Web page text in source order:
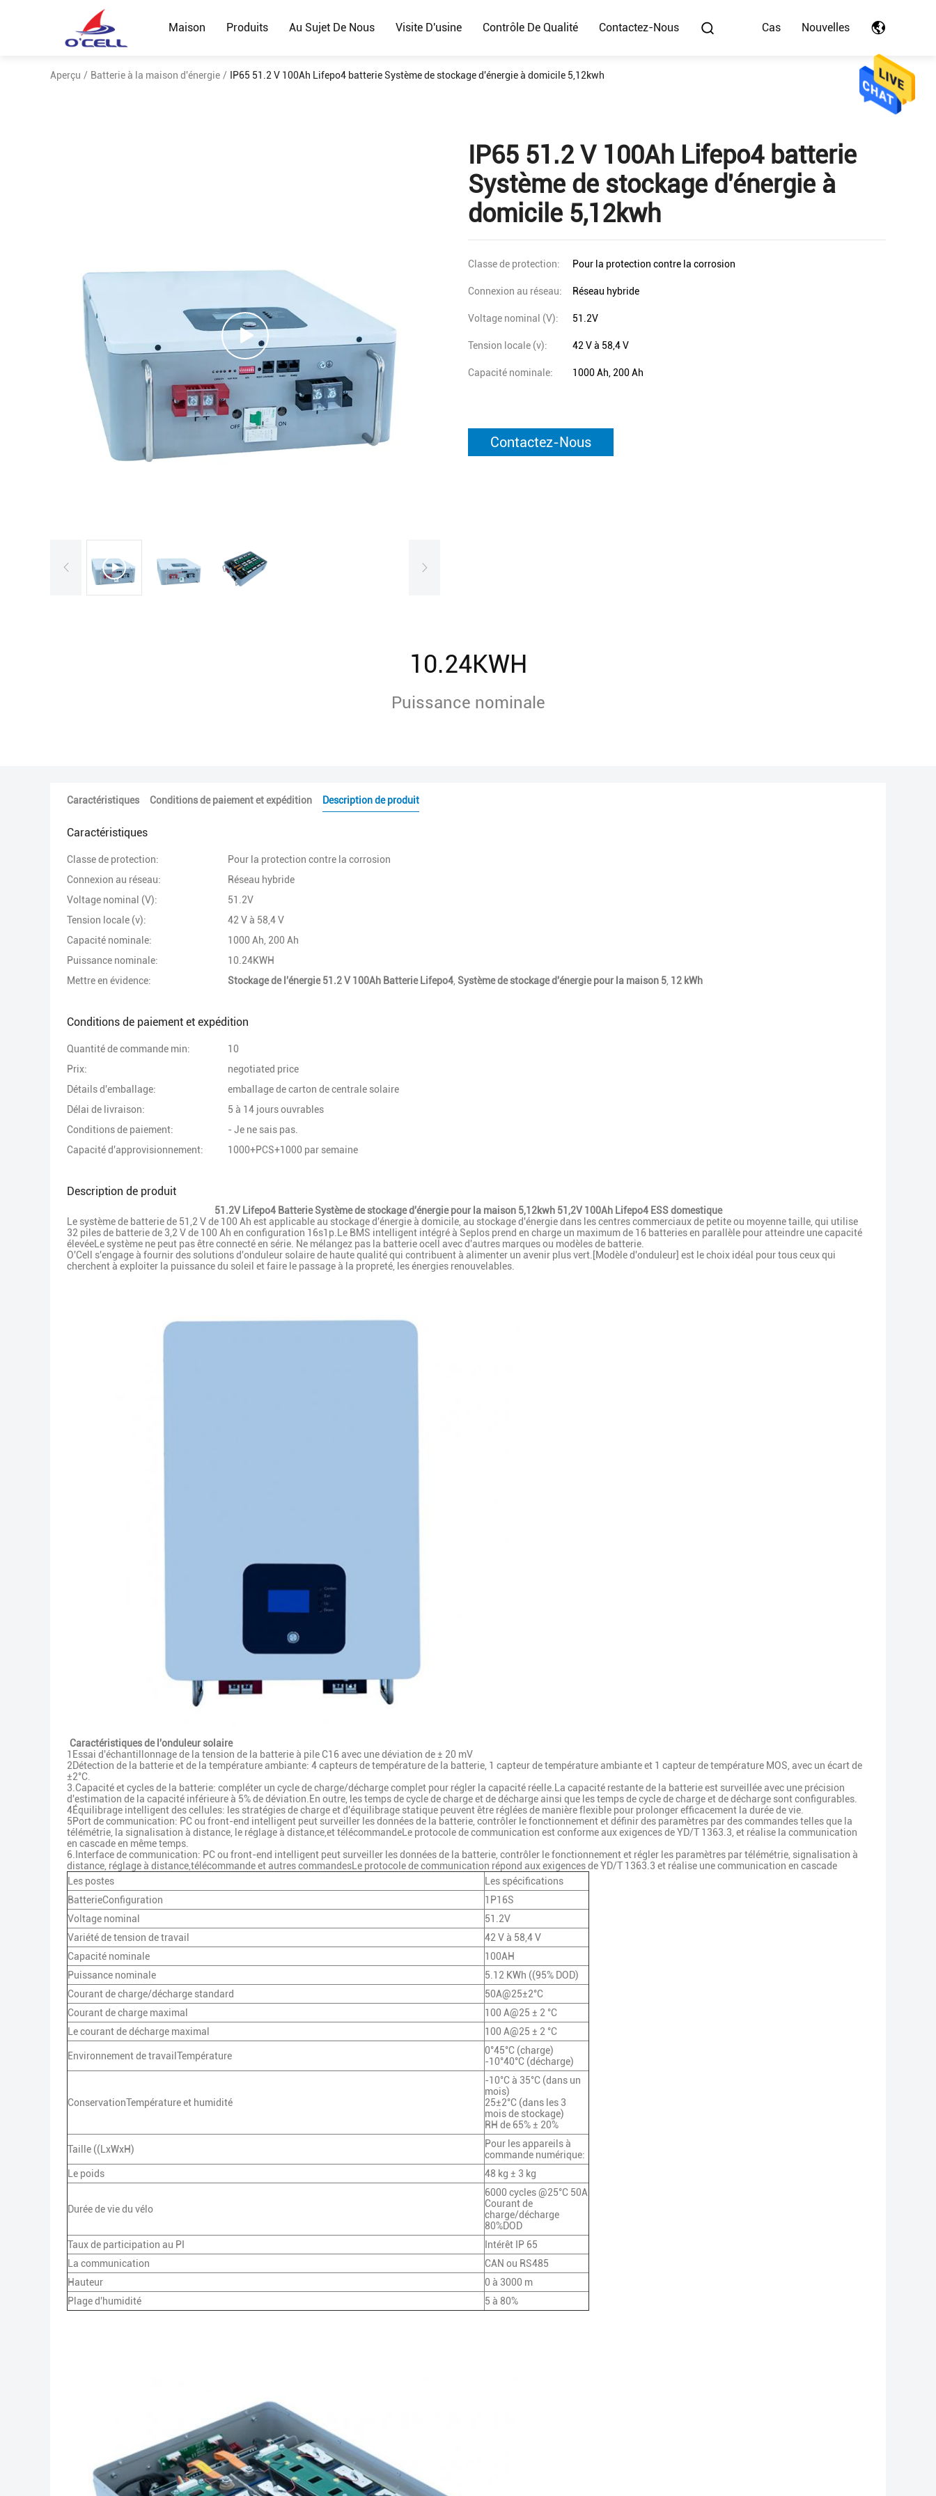
Maison Produits Au Sujet De Nous Visite D'usine Contrôle De Qualité Contactez-Nous Cas Nouvelles
Aperçu / Batterie à la maison d'énergie / IP65 51.2 V 100Ah Lifepo4 batterie Système de stockage d'énergie à domicile 5,12kwh
IP65 51.2 V 100Ah Lifepo4 batterie
Système de stockage d'énergie à
domicile 5,12kwh
Classe de protection: Pour la protection contre la corrosion
Connexion au réseau: Réseau hybride
Voltage nominal (V): 51.2V
Tension locale (v): 42 V à 58,4 V
Capacité nominale: 1000 Ah, 200 Ah
Contactez-Nous
10.24KWH
Puissance nominale
Caractéristiques Conditions de paiement et expédition Description de produit
Caractéristiques
Classe de protection:
Pour la protection contre la corrosion
Connexion au réseau:
Réseau hybride
Voltage nominal (V):
51.2V
Tension locale (v):
42 V à 58,4 V
Capacité nominale:
1000 Ah, 200 Ah
Puissance nominale:
10.24KWH
Mettre en évidence:
Stockage de l'énergie 51.2 V 100Ah Batterie Lifepo4 Système de stockage d'énergie pour la maison 5 12 kWh
Conditions de paiement et expédition
Quantité de commande min:
10
Prix:
negotiated price
Détails d'emballage:
emballage de carton de centrale solaire
Délai de livraison:
5 à 14 jours ouvrables
Conditions de paiement:
- Je ne sais pas.
Capacité d'approvisionnement:
1000+PCS+1000 par semaine
Description de produit
51.2V Lifepo4 Batterie Système de stockage d'énergie pour la maison 5,12kwh 51,2V 100Ah Lifepo4 ESS domestique
Le système de batterie de 51,2 V de 100 Ah est applicable au stockage d'énergie à domicile, au stockage d'énergie dans les centres commerciaux de petite ou moyenne taille, qui utilise
32 piles de batterie de 3,2 V de 100 Ah en configuration 16s1p.Le BMS intelligent intégré à Seplos prend en charge un maximum de 16 batteries en parallèle pour atteindre une capacité
élevéeLe système ne peut pas être connecté en série. Ne mélangez pas la batterie ocell avec d'autres marques ou modèles de batterie.
O'Cell s'engage à fournir des solutions d'onduleur solaire de haute qualité qui contribuent à alimenter un avenir plus vert.[Modèle d'onduleur] est le choix idéal pour tous ceux qui
cherchent à exploiter la puissance du soleil et faire le passage à la propreté, les énergies renouvelables.
Caractéristiques de l'onduleur solaire
1Essai d'échantillonnage de la tension de la batterie à pile C16 avec une déviation de ± 20 mV
2Détection de la batterie et de la température ambiante: 4 capteurs de température de la batterie, 1 capteur de température ambiante et 1 capteur de température MOS, avec un écart de
±2°C.
3.Capacité et cycles de la batterie: compléter un cycle de charge/décharge complet pour régler la capacité réelle.La capacité restante de la batterie est surveillée avec une précision
d'estimation de la capacité inférieure à 5% de déviation.En outre, les temps de cycle de charge et de décharge ainsi que les temps de cycle de charge et de décharge sont configurables.
4Équilibrage intelligent des cellules: les stratégies de charge et d'équilibrage statique peuvent être réglées de manière flexible pour prolonger efficacement la durée de vie.
5Port de communication: PC ou front-end intelligent peut surveiller les données de la batterie, contrôler le fonctionnement et définir des paramètres par des commandes telles que la
télémétrie, la signalisation à distance, le réglage à distance,et télécommandeLe protocole de communication est conforme aux exigences de YD/T 1363.3, et réalise la communication
en cascade en même temps.
6.Interface de communication: PC ou front-end intelligent peut surveiller les données de la batterie, contrôler le fonctionnement et régler les paramètres par télémétrie, signalisation à
distance, réglage à distance,télécommande et autres commandesLe protocole de communication répond aux exigences de YD/T 1363.3 et réalise une communication en cascade
Les postes
Les spécifications
BatterieConfiguration
1P16S
Voltage nominal
51.2V
Variété de tension de travail
42 V à 58,4 V
Capacité nominale
100AH
Puissance nominale
5.12 KWh ((95% DOD)
Courant de charge/décharge standard
50A@25±2°C
Courant de charge maximal
100 A@25 ± 2 °C
Le courant de décharge maximal
100 A@25 ± 2 °C
Environnement de travailTempérature
0°45°C (charge)
-10°40°C (décharge)
ConservationTempérature et humidité
-10°C à 35°C (dans un
mois)
25±2°C (dans les 3
mois de stockage)
RH de 65% ± 20%
Taille ((LxWxH)
Pour les appareils à
commande numérique:
Le poids
48 kg ± 3 kg
Durée de vie du vélo
6000 cycles @25°C 50A
Courant de
charge/décharge
80%DOD
Taux de participation au PI
Intérêt IP 65
La communication
CAN ou RS485
Hauteur
0 à 3000 m
Plage d'humidité
5 à 80%